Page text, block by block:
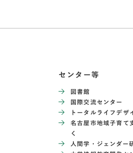
センター等
図書館
国際交流センター
トータルライフデザ
名古屋市地域子育て
く
人間学・ジェンダー